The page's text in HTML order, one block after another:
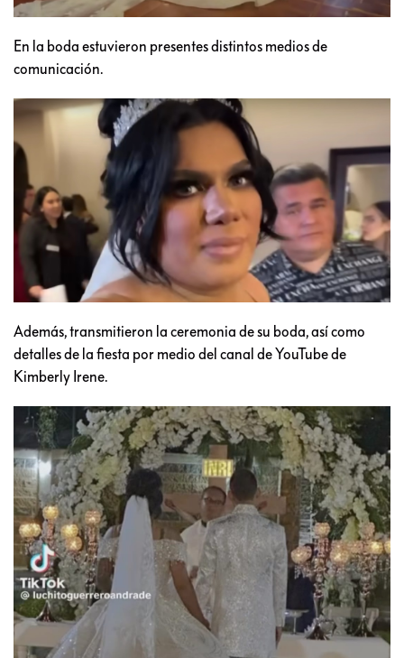
En la boda estuvieron presentes distintos medios de
comunicación.
Además, transmitieron la ceremonia de su boda, así como
detalles de la fiesta por medio del canal de YouTube de
Kimberly Irene.